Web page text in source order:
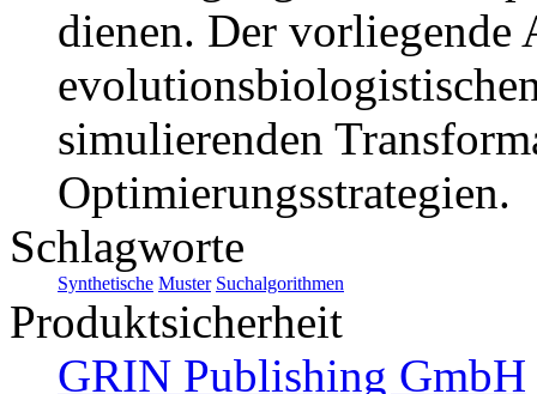
dienen. Der vorliegende
simulierenden
Optimierungsstrategien.
Schlagworte
Synthetische Muster Suchalgorithmen
Produktsicherheit
GRIN Publishing GmbH